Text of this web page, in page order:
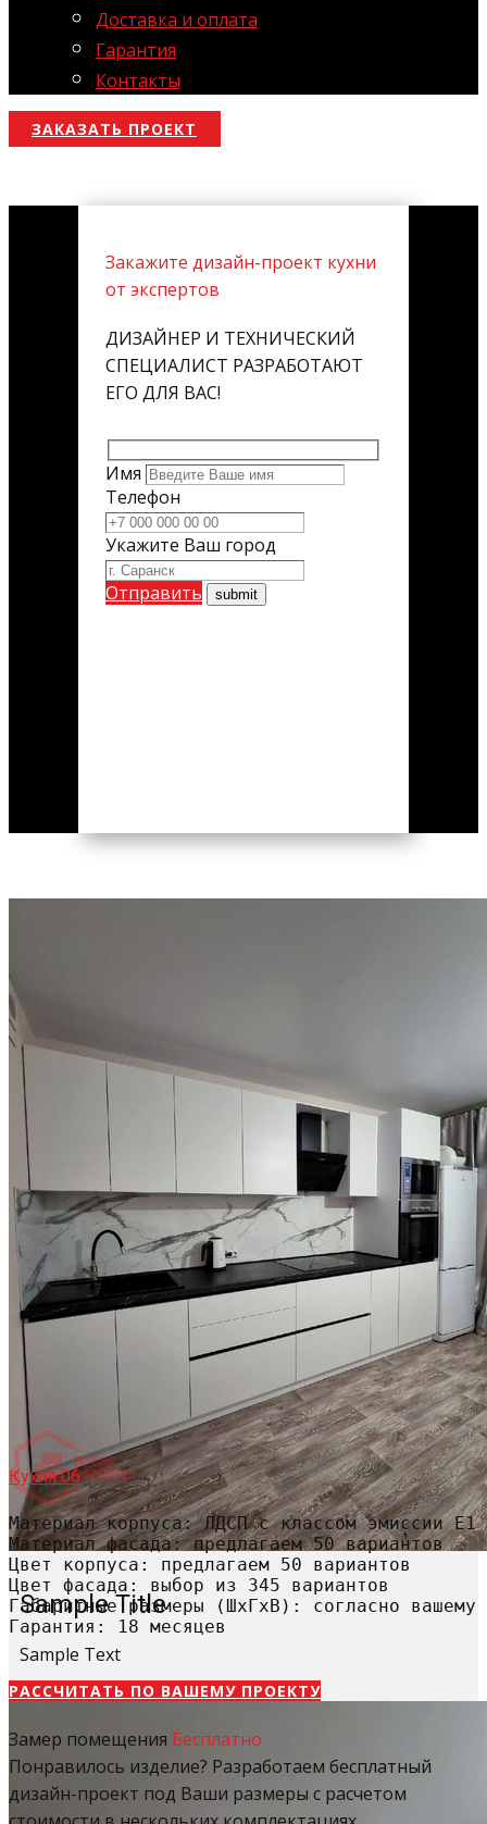
Доставка и оплата
Гарантия
Контакты
ЗАКАЗАТЬ ПРОЕКТ
Закажите дизайн-проект кухни
от экспертов
ДИЗАЙНЕР И ТЕХНИЧЕСКИЙ
СПЕЦИАЛИСТ РАЗРАБОТАЮТ
ЕГО ДЛЯ ВАС!
Имя
Телефон
Укажите Ваш город
Отправить
Sample Title
Sample Text
Кухня 06
Материал корпуса: ЛДСП с классом эмиссии Е1
Материал фасада: предлагаем 50 вариантов
Цвет корпуса: предлагаем 50 вариантов
Цвет фасада: выбор из 345 вариантов
Габаритные размеры (ШхГхВ): согласно вашему
Гарантия: 18 месяцев
РАССЧИТАТЬ​ ПО ВАШЕМУ ПРОЕКТУ
Замер помещения Бесплатно
Понравилось изделие? Разработаем бесплатный
дизайн-проект под Ваши размеры с расчетом